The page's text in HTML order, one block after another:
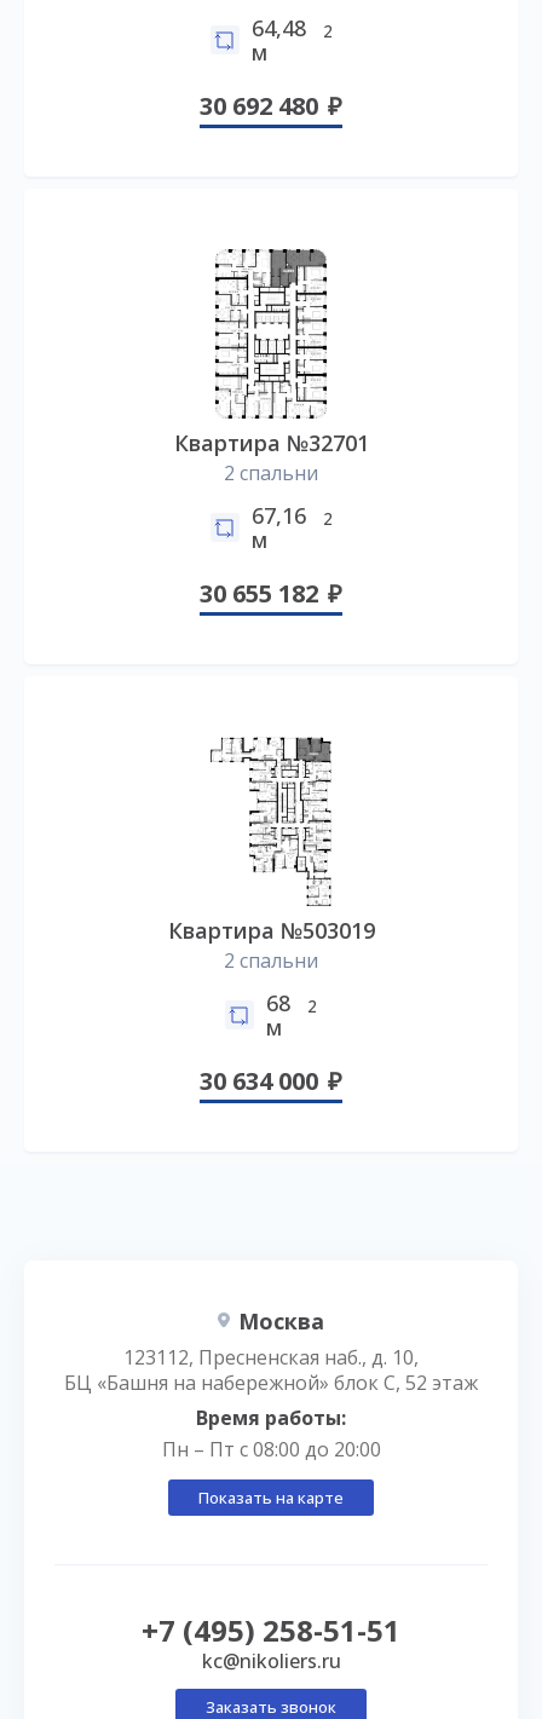
64,48
м
2
30 692 480
Квартира №32701
2 спальни
67,16
м
2
30 655 182
Квартира №503019
2 спальни
68
м
2
30 634 000
Москва
123112, Пресненская наб., д. 10,
БЦ «Башня на набережной» блок С, 52 этаж
Время работы:
Пн – Пт с 08:00 до 20:00
Показать на карте
+7 (495) 258-51-51
kc@nikoliers.ru
Заказать звонок